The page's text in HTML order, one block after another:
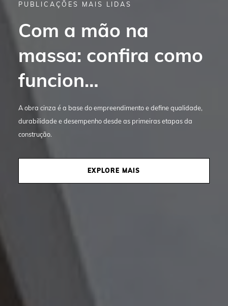
PUBLICAÇÕES MAIS LIDAS
Com a mão na
massa: confira como
funcion…
A obra cinza é a base do empreendimento e define qualidade,
durabilidade e desempenho desde as primeiras etapas da
construção.
EXPLORE MAIS